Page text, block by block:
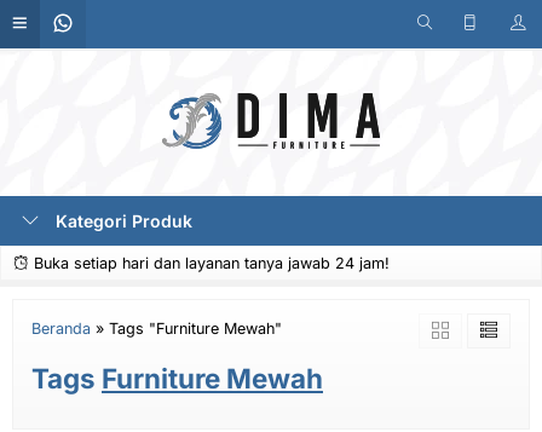
Kategori Produk
Buka setiap hari dan layanan tanya jawab 24 jam!
Beranda » Tags "Furniture Mewah"
Tags Furniture Mewah